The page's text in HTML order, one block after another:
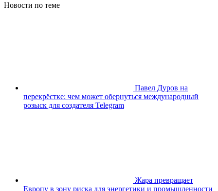
Новости по теме
Павел Дуров на
перекрёстке: чем может обернуться международный
розыск для создателя Telegram
Жара превращает
Европу в зону риска для энергетики и промышленности